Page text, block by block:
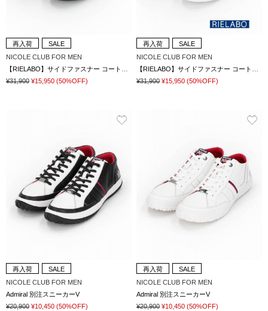
再入荷
SALE
NICOLE CLUB FOR MEN
¥31,900 ¥15,950 (50%OFF)
再入荷
SALE
NICOLE CLUB FOR MEN
¥31,900 ¥15,950 (50%OFF)
再入荷
SALE
NICOLE CLUB FOR MEN
Admiral 別注スニーカーV
¥20,900 ¥10,450 (50%OFF)
再入荷
SALE
NICOLE CLUB FOR MEN
Admiral 別注スニーカーV
¥20,900 ¥10,450 (50%OFF)